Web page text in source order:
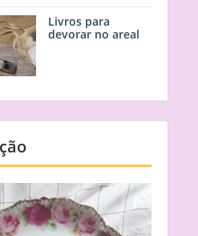
Livros para
devorar no areal